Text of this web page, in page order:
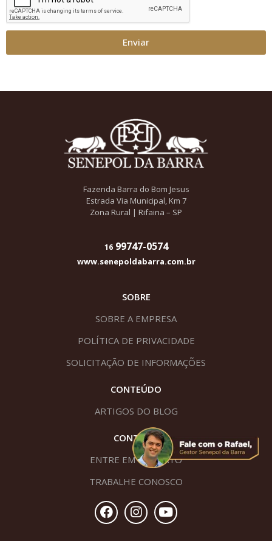
Enviar
Fazenda Barra do Bom Jesus
Estrada Via Municipal, Km 7
Zona Rural | Rifaina – SP
1699747-0574
www.senepoldabarra.com.br
SOBRE
SOBRE A EMPRESA
POLÍTICA DE PRIVACIDADE
SOLICITAÇÃO DE INFORMAÇÕES
CONTEÚDO
ARTIGOS DO BLOG
CONTATO
ENTRE EM CONTATO
TRABALHE CONOSCO